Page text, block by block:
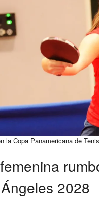
la Copa Panamericana de
2028